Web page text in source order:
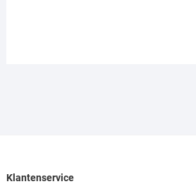
Klantenservice